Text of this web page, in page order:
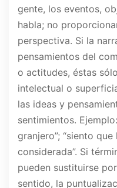
gente, los eventos,
habla; no
perspectiva. Si la
pensamientos del
o actitudes, éstas
intelectual o
las ideas y
sentimientos.
granjero”; “siento
considerada”. Si
pueden sustituirse
sentido, la